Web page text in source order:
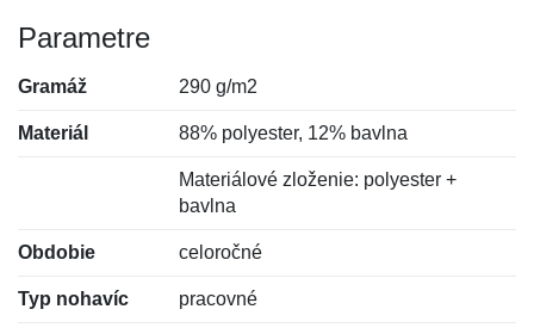
Parametre
Gramáž 290 g/m2
Materiál 88% polyester, 12% bavlna
Materiálové zloženie: polyester +
bavlna
Obdobie celoročné
Typ nohavíc pracovné